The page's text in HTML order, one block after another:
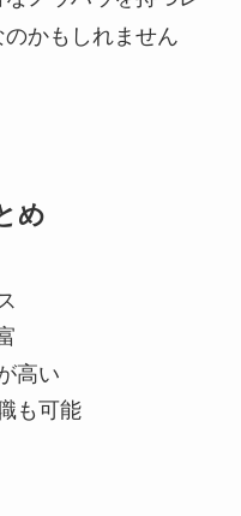
かもしれません
め
高い
も可能